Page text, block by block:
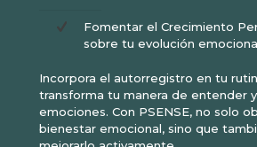
Fomentar el Crecimiento
sobre tu evolución
Incorpora el autorregistro en tu
transforma tu manera de entender
emociones. Con PSENSE, no solo
bienestar emocional, sino que